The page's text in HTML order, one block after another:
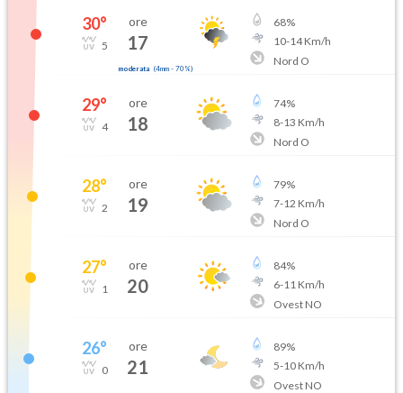
30°
5
ore
17
moderata (4mm- 70 %)
68%
10-14Km/h
Nord O
29°
4
ore
18
74%
8-13 Km/h
Nord O
28°
2
ore
19
79%
7-12 Km/h
Nord O
27°
1
ore
20
84%
6-11Km/h
Ovest NO
26°
0
ore
21
89%
5-10Km/h
Ovest NO